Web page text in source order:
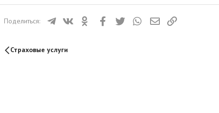
Поделиться: ТелеграмВКонтактеОдноклассники
FacebookTwitter WhatsAppЭлектронная почта
Страховые услуги